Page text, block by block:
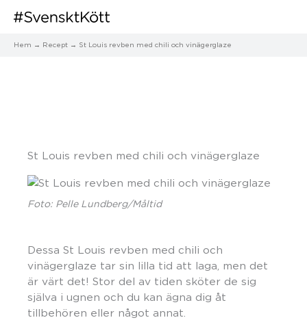
Hem Recept St Louis revben med chili och vinägerglaze
St Louis revben med chili och vinägerglaze
Foto: Pelle Lundberg/Måltid
Dessa St Louis revben med chili och
vinägerglaze tar sin lilla tid att laga, men det
är värt det! Stor del av tiden sköter de sig
själva i ugnen och du kan ägna dig åt
tillbehören eller något annat.